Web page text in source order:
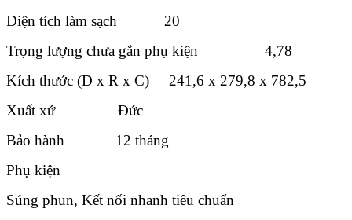
Diện tích làm sạch 20
Trọng lượng chưa gắn phụ kiện 4,78
Kích thước (D x R x C) 241,6 x 279,8 x 782,5
Xuất xứ Đức
Bảo hành 12 tháng
Phụ kiện
Súng phun, Kết nối nhanh tiêu chuẩn